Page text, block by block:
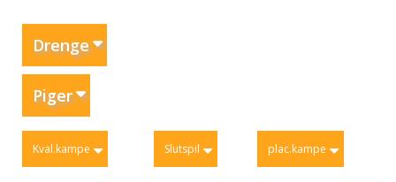
Drenge
Piger
Kval.kampe Slutspil plac.kampe